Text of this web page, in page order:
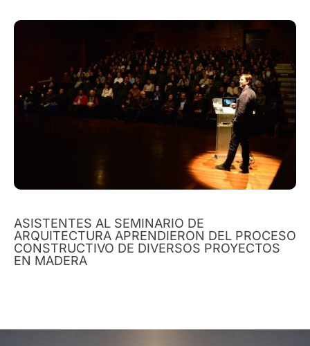
ASISTENTES AL SEMINARIO DE
ARQUITECTURA APRENDIERON DEL PROCESO
CONSTRUCTIVO DE DIVERSOS PROYECTOS
EN MADERA